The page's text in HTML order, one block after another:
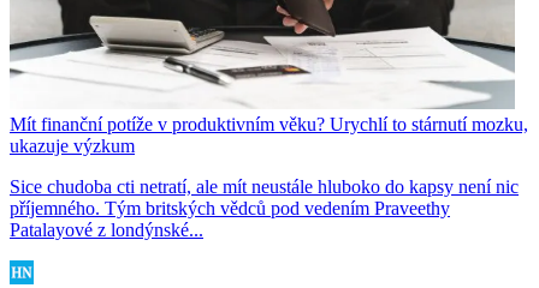
Mít finanční potíže v produktivním věku? Urychlí to stárnutí mozku,
ukazuje výzkum
Sice chudoba cti netratí, ale mít neustále hluboko do kapsy není nic
příjemného. Tým britských vědců pod vedením Praveethy
Patalayové z londýnské...